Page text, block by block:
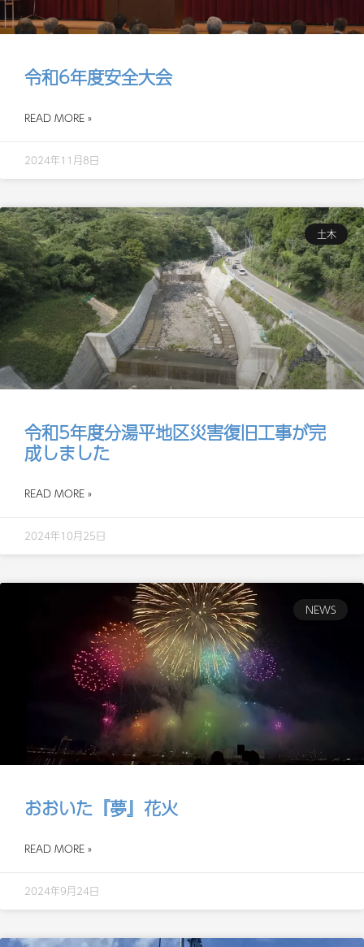
令和6年度安全大会
READ MORE »
2024年11月8日
土木
令和5年度分湯平地区災害復旧工事が完
成しました
READ MORE »
2024年10月25日
NEWS
おおいた『夢』花火
READ MORE »
2024年9月24日